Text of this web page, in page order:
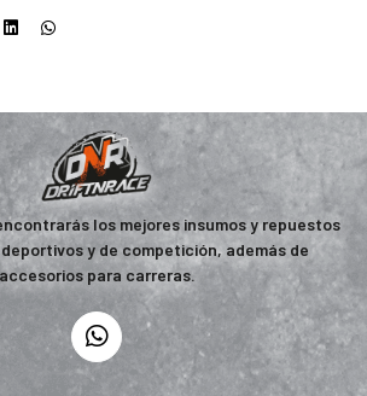
los mejores insumos y repuestos
y de competición, además de
accesorios para carreras.